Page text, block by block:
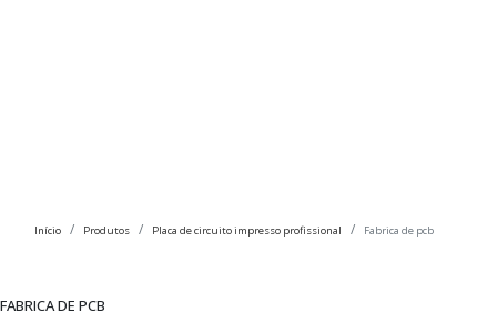
Início Produtos Placa de circuito impresso profissional Fabrica de pcb
FABRICA DE PCB